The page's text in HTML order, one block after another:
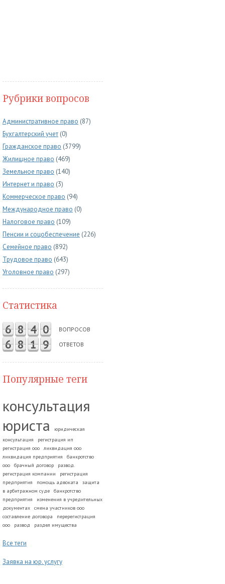
Рубрики вопросов
Административное право (87)
Бухгалтерский учет (0)
Гражданское право (3799)
Жилищное право (469)
Земельное право (140)
Интернет и право (3)
Коммерческое право (94)
Международное право (0)
Налоговое право (109)
Пенсии и соцобеспечение (226)
Семейное право (892)
Трудовое право (643)
Уголовное право (297)
Статистика
6 8 4 0 ВОПРОСОВ
6 8 1 9 ОТВЕТОВ
Популярные теги
консультация
юриста
юридическая
консультация
регистрация ип
регистрация ооо
ликвидация ооо
ликвидация предприятия
банкротство
ооо
брачный договор
развод.
регистрация компании
регистрация
предприятия
помощь адвоката
защита
в арбитражном суде
банкротство
предприятия
изменения в учредительных
документах
смена участников ооо
составление договора
перерегистрация
ооо
развод раздел имущества
Все теги
Заявка на юр. услугу